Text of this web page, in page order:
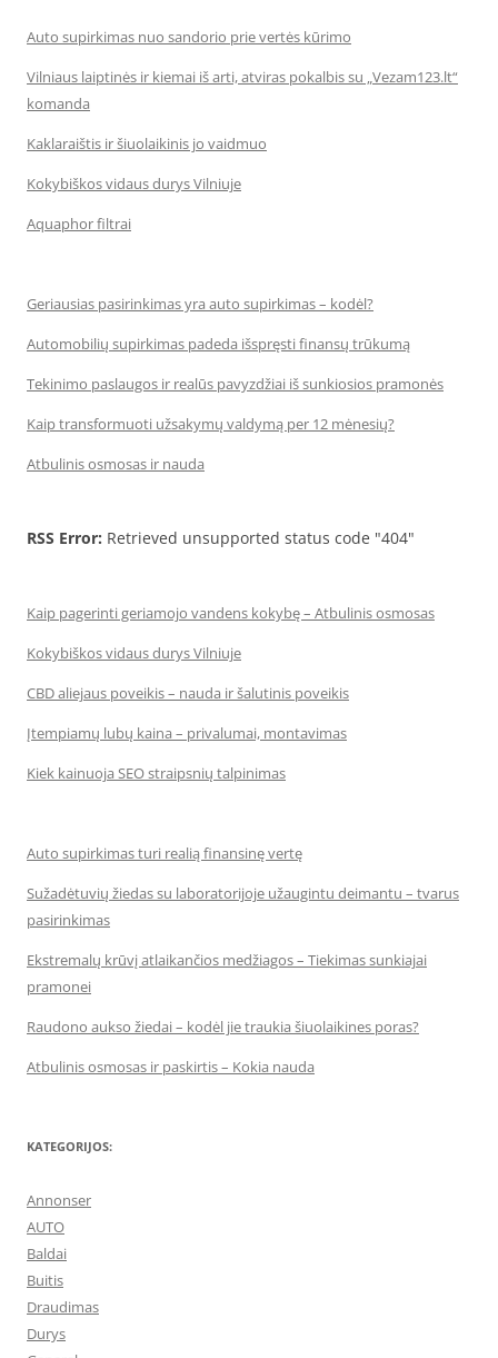
Auto supirkimas nuo sandorio prie vertės kūrimo
Vilniaus laiptinės ir kiemai iš arti, atviras pokalbis su „Vezam123.lt“
komanda
Kaklaraištis ir šiuolaikinis jo vaidmuo
Kokybiškos vidaus durys Vilniuje
Aquaphor filtrai
Geriausias pasirinkimas yra auto supirkimas – kodėl?
Automobilių supirkimas padeda išspręsti finansų trūkumą
Tekinimo paslaugos ir realūs pavyzdžiai iš sunkiosios pramonės
Kaip transformuoti užsakymų valdymą per 12 mėnesių?
Atbulinis osmosas ir nauda
RSS Error: Retrieved unsupported status code "404"
Kaip pagerinti geriamojo vandens kokybę – Atbulinis osmosas
Kokybiškos vidaus durys Vilniuje
CBD aliejaus poveikis – nauda ir šalutinis poveikis
Įtempiamų lubų kaina – privalumai, montavimas
Kiek kainuoja SEO straipsnių talpinimas
Auto supirkimas turi realią finansinę vertę
Sužadėtuvių žiedas su laboratorijoje užaugintu deimantu – tvarus
pasirinkimas
Ekstremalų krūvį atlaikančios medžiagos – Tiekimas sunkiajai
pramonei
Raudono aukso žiedai – kodėl jie traukia šiuolaikines poras?
Atbulinis osmosas ir paskirtis – Kokia nauda
KATEGORIJOS:
Annonser
AUTO
Baldai
Buitis
Draudimas
Durys